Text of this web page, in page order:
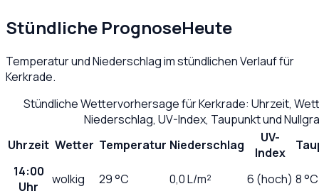
Stündliche PrognoseHeute
Temperatur und Niederschlag im stündlichen Verlauf für
Kerkrade.
Stündliche Wettervorhersage fürKerkrade: Uhrzeit,
Niederschlag, UV-Index, Taupunkt und
Uhrzeit Wetter Temperatur Niederschlag
UV-
Index
14:00
Uhr
wolkig 29°C 0,0L/m² 6 (hoch) 8 °C